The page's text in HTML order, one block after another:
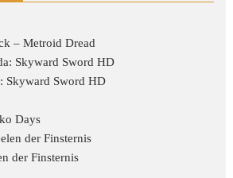
– Metroid Dread
Skyward Sword HD
Days
der Finsternis